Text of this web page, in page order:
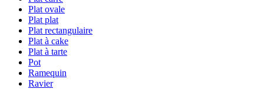
Plat ovale
Plat plat
Plat rectangulaire
Plat à cake
Plat à tarte
Pot
Ramequin
Ravier